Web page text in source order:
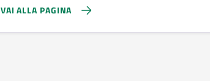
VAI ALLA PAGINA